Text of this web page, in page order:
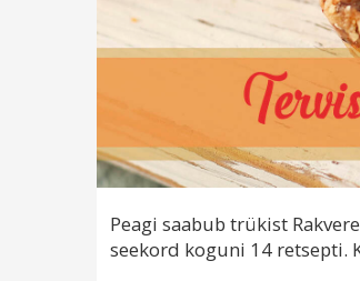
Peagi saabub trükist
seekord koguni 14 retsepti.